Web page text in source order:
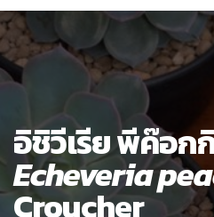
อิชิวีเรีย พีค๊อก
Echeveria
Croucher